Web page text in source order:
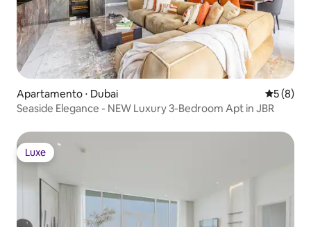
Apartamento ⋅ Dubai 5 de
5 (8)
Seaside Elegance - NEW Luxury 3-Bedroom Apt in JBR
Luxe
Luxe